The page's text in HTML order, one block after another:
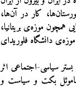
کار در آن‌ها،
موزه‌‌ی بریتانیا،
دانشگاه فلوریدای
سیاسی-اجتماعی اثر
بکت و سیاست و